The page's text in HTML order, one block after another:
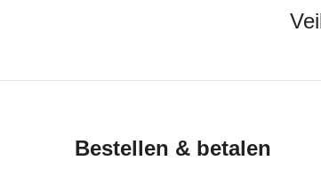
Bestellen & betalen